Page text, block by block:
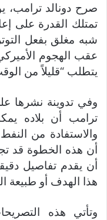
صرح دونالد ترامب،
تمتلك القدرة على
شبه مغلق بفعل
عقب الهجوم
يتطلب “قليلاً من
وفي تدوينة نشرها
ترامب أن بلاده
والاستفادة من
أن هذه الخطوة قد
أن يقدم تفاصيل
هذا الهدف أو طبيعة
وتأتي هذه